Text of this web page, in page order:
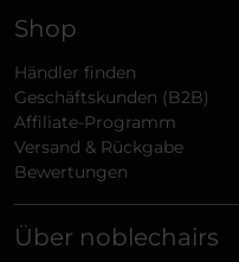
Shop
Händler finden
Geschäftskunden (B2B)
Affiliate-Programm
Versand & Rückgabe
Bewertungen
Über noblechairs